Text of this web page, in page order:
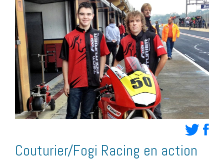
Couturier/Fogi Racing en action